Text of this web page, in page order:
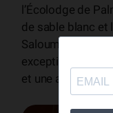
l’Écolodge de
de sable blanc et
Saloum.
exceptionnel,
et une